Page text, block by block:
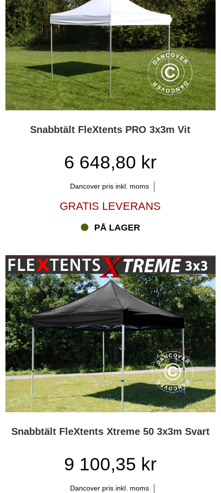
Snabbtält FleXtents PRO 3x3m Vit
6 648,80 kr
Dancover pris inkl. moms
GRATIS LEVERANS
PÅ LAGER
Snabbtält FleXtents Xtreme 50 3x3m Svart
9 100,35 kr
Dancover pris inkl. moms